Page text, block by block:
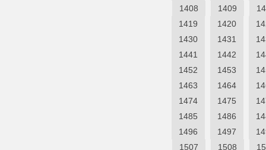
1408
1409
1419
1420
1430
1431
1441
1442
1452
1453
1463
1464
1474
1475
1485
1486
1496
1497
1507
1508